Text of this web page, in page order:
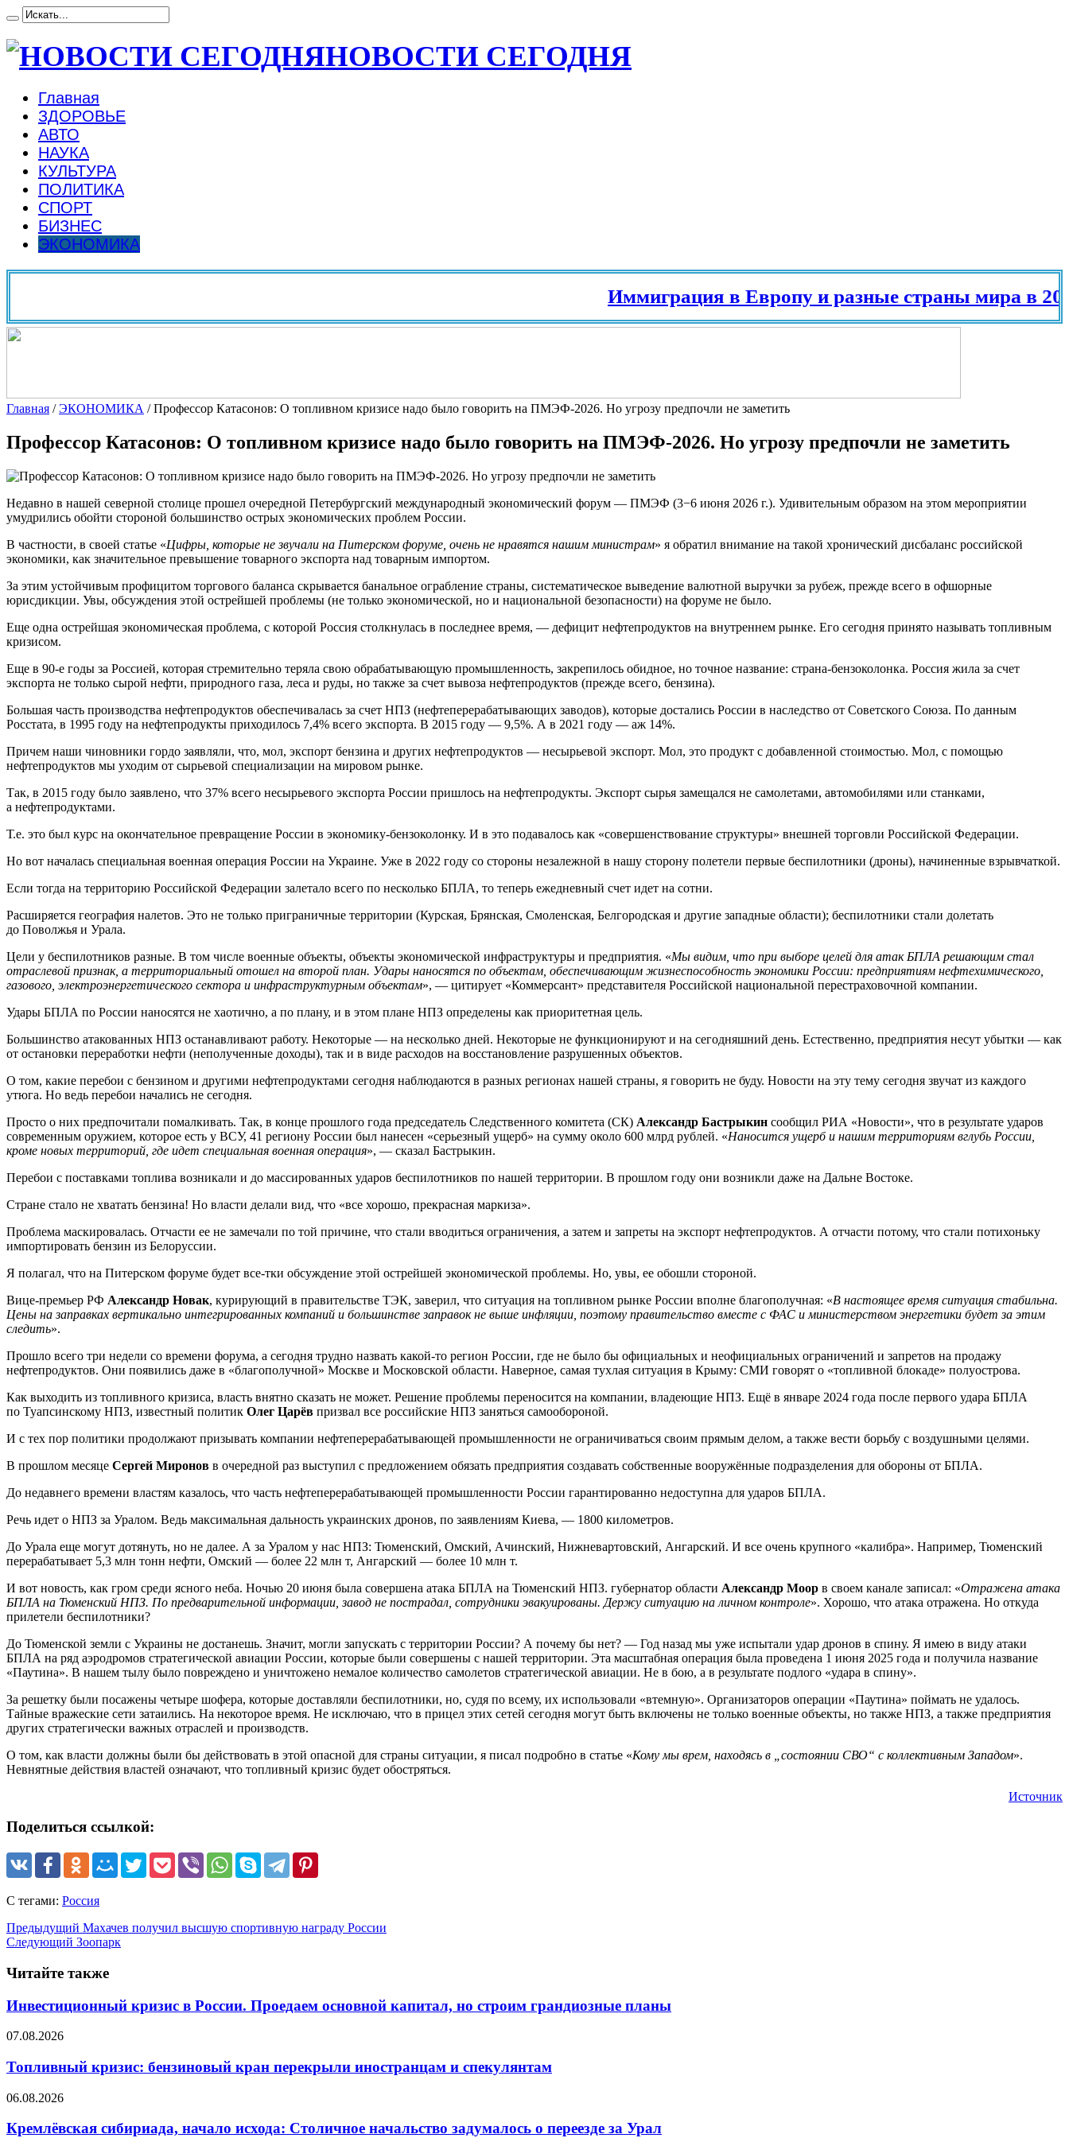
НОВОСТИ СЕГОДНЯ
Главная
ЗДОРОВЬЕ
АВТО
НАУКА
КУЛЬТУРА
ПОЛИТИКА
СПОРТ
БИЗНЕС
ЭКОНОМИКА
Иммиграция в Европу и разные страны мира в 2025
Главная /ЭКОНОМИКА /Профессор Катасонов: О топливном кризисе надо было говорить на ПМЭФ-2026. Но угрозу предпочли не заметить
Профессор Катасонов: О топливном кризисе надо было говорить на ПМЭФ-2026. Но угрозу предпочли не заметить
Недавно в нашей северной столице прошел очередной Петербургский международный экономический форум — ПМЭФ (3−6 июня 2026 г.). Удивительным образом на этом мероприятии
умудрились обойти стороной большинство острых экономических проблем России.
В частности, в своей статье «Цифры, которые не звучали на Питерском форуме, очень не нравятся нашим министрам» я обратил внимание на такой хронический дисбаланс российской
экономики, как значительное превышение товарного экспорта над товарным импортом.
За этим устойчивым профицитом торгового баланса скрывается банальное ограбление страны, систематическое выведение валютной выручки за рубеж, прежде всего в офшорные
юрисдикции. Увы, обсуждения этой острейшей проблемы (не только экономической, но и национальной безопасности) на форуме не было.
Еще одна острейшая экономическая проблема, с которой Россия столкнулась в последнее время, — дефицит нефтепродуктов на внутреннем рынке. Его сегодня принято называть топливным
кризисом.
Еще в 90-е годы за Россией, которая стремительно теряла свою обрабатывающую промышленность, закрепилось обидное, но точное название: страна-бензоколонка. Россия жила за счет
экспорта не только сырой нефти, природного газа, леса и руды, но также за счет вывоза нефтепродуктов (прежде всего, бензина).
Большая часть производства нефтепродуктов обеспечивалась за счет НПЗ (нефтеперерабатывающих заводов), которые достались России в наследство от Советского Союза. По данным
Росстата, в 1995 году на нефтепродукты приходилось 7,4% всего экспорта. В 2015 году — 9,5%. А в 2021 году — аж 14%.
Причем наши чиновники гордо заявляли, что, мол, экспорт бензина и других нефтепродуктов — несырьевой экспорт. Мол, это продукт с добавленной стоимостью. Мол, с помощью
нефтепродуктов мы уходим от сырьевой специализации на мировом рынке.
Так, в 2015 году было заявлено, что 37% всего несырьевого экспорта России пришлось на нефтепродукты. Экспорт сырья замещался не самолетами, автомобилями или станками,
а нефтепродуктами.
Т.е. это был курс на окончательное превращение России в экономику-бензоколонку. И в это подавалось как «совершенствование структуры» внешней торговли Российской Федерации.
Но вот началась специальная военная операция России на Украине. Уже в 2022 году со стороны незалежной в нашу сторону полетели первые беспилотники (дроны), начиненные взрывчаткой.
Если тогда на территорию Российской Федерации залетало всего по несколько БПЛА, то теперь ежедневный счет идет на сотни.
Расширяется география налетов. Это не только приграничные территории (Курская, Брянская, Смоленская, Белгородская и другие западные области); беспилотники стали долетать
до Поволжья и Урала.
Цели у беспилотников разные. В том числе военные объекты, объекты экономической инфраструктуры и предприятия. «Мы видим, что при выборе целей для атак БПЛА решающим стал
отраслевой признак, а территориальный отошел на второй план. Удары наносятся по объектам, обеспечивающим жизнеспособность экономики России: предприятиям нефтехимического,
газового, электроэнергетического сектора и инфраструктурным объектам», — цитирует «Коммерсант» представителя Российской национальной перестраховочной компании.
Удары БПЛА по России наносятся не хаотично, а по плану, и в этом плане НПЗ определены как приоритетная цель.
Большинство атакованных НПЗ останавливают работу. Некоторые — на несколько дней. Некоторые не функционируют и на сегодняшний день. Естественно, предприятия несут убытки — как
от остановки переработки нефти (неполученные доходы), так и в виде расходов на восстановление разрушенных объектов.
О том, какие перебои с бензином и другими нефтепродуктами сегодня наблюдаются в разных регионах нашей страны, я говорить не буду. Новости на эту тему сегодня звучат из каждого
утюга. Но ведь перебои начались не сегодня.
Просто о них предпочитали помалкивать. Так, в конце прошлого года председатель Следственного комитета (СК) Александр Бастрыкин сообщил РИА «Новости», что в результате ударов
современным оружием, которое есть у ВСУ, 41 региону России был нанесен «серьезный ущерб» на сумму около 600 млрд рублей. «Наносится ущерб и нашим территориям вглубь России,
кроме новых территорий, где идет специальная военная операция», — сказал Бастрыкин.
Перебои с поставками топлива возникали и до массированных ударов беспилотников по нашей территории. В прошлом году они возникли даже на Дальне Востоке.
Стране стало не хватать бензина! Но власти делали вид, что «все хорошо, прекрасная маркиза».
Проблема маскировалась. Отчасти ее не замечали по той причине, что стали вводиться ограничения, а затем и запреты на экспорт нефтепродуктов. А отчасти потому, что стали потихоньку
импортировать бензин из Белоруссии.
Я полагал, что на Питерском форуме будет все-тки обсуждение этой острейшей экономической проблемы. Но, увы, ее обошли стороной.
Вице-премьер РФ Александр Новак, курирующий в правительстве ТЭК, заверил, что ситуация на топливном рынке России вполне благополучная: «В настоящее время ситуация стабильна.
Цены на заправках вертикально интегрированных компаний и большинстве заправок не выше инфляции, поэтому правительство вместе с ФАС и министерством энергетики будет за этим
следить».
Прошло всего три недели со времени форума, а сегодня трудно назвать какой-то регион России, где не было бы официальных и неофициальных ограничений и запретов на продажу
нефтепродуктов. Они появились даже в «благополучной» Москве и Московской области. Наверное, самая тухлая ситуация в Крыму: СМИ говорят о «топливной блокаде» полуострова.
Как выходить из топливного кризиса, власть внятно сказать не может. Решение проблемы переносится на компании, владеющие НПЗ. Ещё в январе 2024 года после первого удара БПЛА
по Туапсинскому НПЗ, известный политик Олег Царёв призвал все российские НПЗ заняться самообороной.
И с тех пор политики продолжают призывать компании нефтеперерабатывающей промышленности не ограничиваться своим прямым делом, а также вести борьбу с воздушными целями.
В прошлом месяце Сергей Миронов в очередной раз выступил с предложением обязать предприятия создавать собственные вооружённые подразделения для обороны от БПЛА.
До недавнего времени властям казалось, что часть нефтеперерабатывающей промышленности России гарантированно недоступна для ударов БПЛА.
Речь идет о НПЗ за Уралом. Ведь максимальная дальность украинских дронов, по заявлениям Киева, — 1800 километров.
До Урала еще могут дотянуть, но не далее. А за Уралом у нас НПЗ: Тюменский, Омский, Ачинский, Нижневартовский, Ангарский. И все очень крупного «калибра». Например, Тюменский
перерабатывает 5,3 млн тонн нефти, Омский — более 22 млн т, Ангарский — более 10 млн т.
И вот новость, как гром среди ясного неба. Ночью 20 июня была совершена атака БПЛА на Тюменский НПЗ. губернатор области Александр Моор в своем канале записал: «Отражена атака
БПЛА на Тюменский НПЗ. По предварительной информации, завод не пострадал, сотрудники эвакуированы. Держу ситуацию на личном контроле». Хорошо, что атака отражена. Но откуда
прилетели беспилотники?
До Тюменской земли с Украины не достанешь. Значит, могли запускать с территории России? А почему бы нет? — Год назад мы уже испытали удар дронов в спину. Я имею в виду атаки
БПЛА на ряд аэродромов стратегической авиации России, которые были совершены с нашей территории. Эта масштабная операция была проведена 1 июня 2025 года и получила название
«Паутина». В нашем тылу было повреждено и уничтожено немалое количество самолетов стратегической авиации. Не в бою, а в результате подлого «удара в спину».
За решетку были посажены четыре шофера, которые доставляли беспилотники, но, судя по всему, их использовали «втемную». Организаторов операции «Паутина» поймать не удалось.
Тайные вражеские сети затаились. На некоторое время. Не исключаю, что в прицел этих сетей сегодня могут быть включены не только военные объекты, но также НПЗ, а также предприятия
других стратегически важных отраслей и производств.
О том, как власти должны были бы действовать в этой опасной для страны ситуации, я писал подробно в статье «Кому мы врем, находясь в „состоянии СВО“ с коллективным Западом».
Невнятные действия властей означают, что топливный кризис будет обостряться.
Источник
Поделиться ссылкой:
С тегами: Россия
Предыдущий Махачев получил высшую спортивную награду России
Следующий Зоопарк
Читайте также
Инвестиционный кризис в России. Проедаем основной капитал, но строим грандиозные планы
07.08.2026
Топливный кризис: бензиновый кран перекрыли иностранцам и спекулянтам
06.08.2026
Кремлёвская сибириада, начало исхода: Столичное начальство задумалось о переезде за Урал